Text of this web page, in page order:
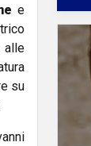
e
alle
su